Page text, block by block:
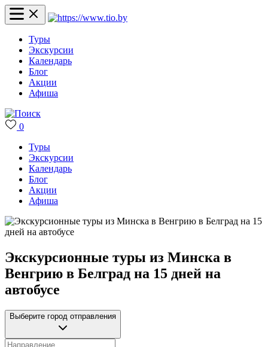
Туры
Экскурсии
Календарь
Блог
Акции
Афиша
0
Туры
Экскурсии
Календарь
Блог
Акции
Афиша
Экскурсионные туры из Минска в
Венгрию в Белград на 15 дней на
автобусе
Выберите город отправления